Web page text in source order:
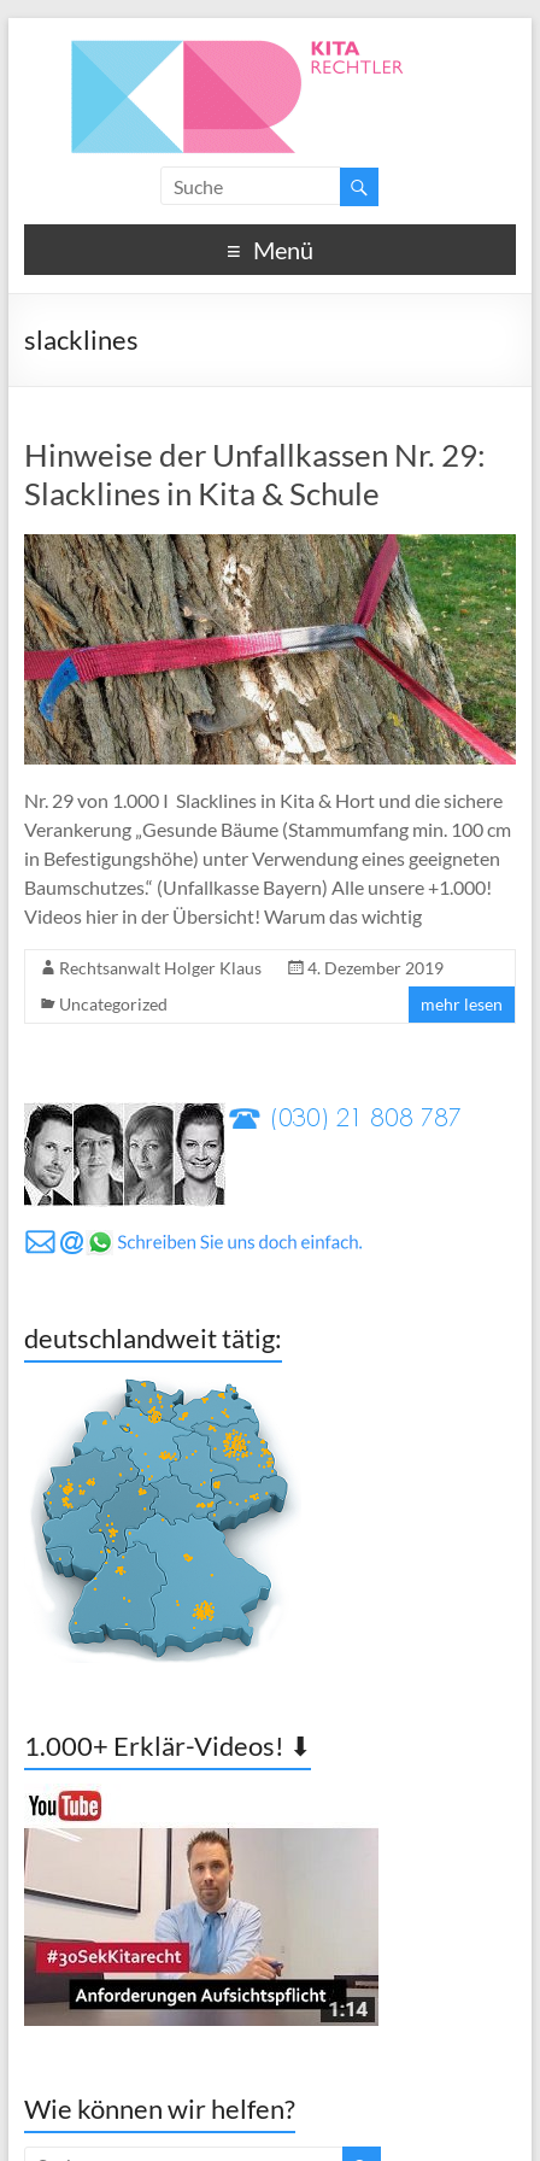
Menü
slacklines
Hinweise der Unfallkassen Nr. 29:
Slacklines in Kita & Schule
Nr. 29 von 1.000 I Slacklines in Kita & Hort und die sichere
Verankerung „Gesunde Bäume (Stammumfang min. 100 cm
in Befestigungshöhe) unter Verwendung eines geeigneten
Baumschutzes.“ (Unfallkasse Bayern) Alle unsere +1.000!
Videos hier in der Übersicht! Warum das wichtig
Rechtsanwalt Holger Klaus
4. Dezember 2019
Uncategorized
mehr lesen
deutschlandweit tätig:
1.000+ Erklär-Videos! ⬇
Wie können wir helfen?